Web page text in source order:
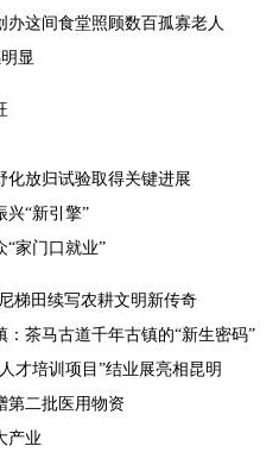
这间食堂照顾数百孤寡老人
显
化放归试验取得关键进展
兴“新引擎”
“家门口就业”
梯田续写农耕文明新传奇
茶马古道千年古镇的“新生密码”
才培训项目”结业展亮相昆明
第二批医用物资
产业